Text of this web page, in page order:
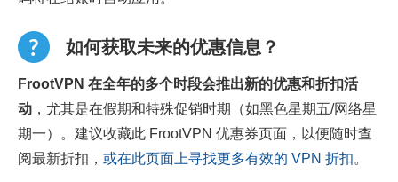
如何获取未来的优惠信息？
FrootVPN 在全年的多个时段会推出新的优惠和折扣活
动 ，尤其是在假期和特殊促销时期（如黑色星期五/网络星
期一）。建议收藏此 FrootVPN 优惠券页面，以便随时查
阅最新折扣， 或在此页面上寻找更多有效的 VPN 折扣。